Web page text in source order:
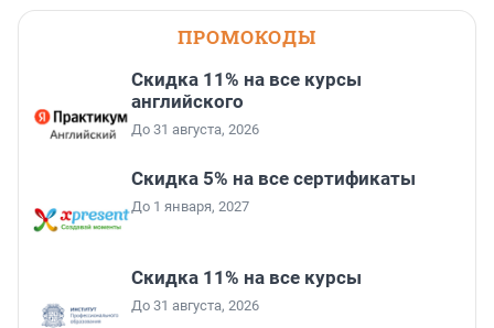
ПРОМОКОДЫ
Скидка 11% на все курсы
английского
До 31 августа, 2026
Скидка 5% на все сертификаты
До 1 января, 2027
Скидка 11% на все курсы
До 31 августа, 2026